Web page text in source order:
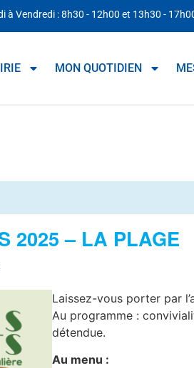
à Vendredi : 8h30 - 12h00 et 13h30 -
MON QUOTIDIEN
2025 – LA PLAGE
Laissez-vous porter par
Au programme :
détendue.
Au menu :